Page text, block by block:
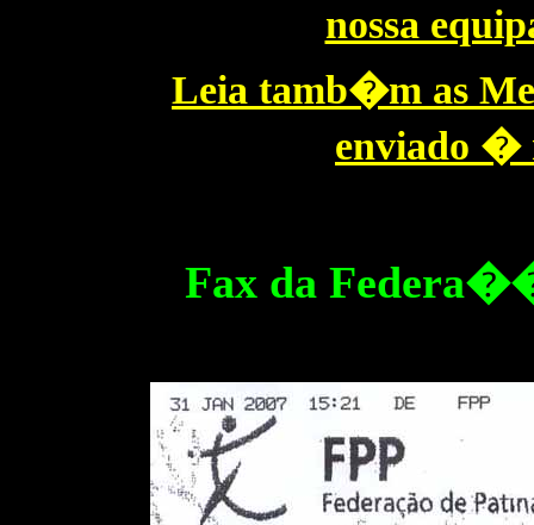
nossa
Leia tamb�m as
enviado �
Fax da